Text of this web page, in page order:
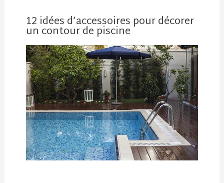
12 idées d’accessoires pour décorer
un contour de piscine